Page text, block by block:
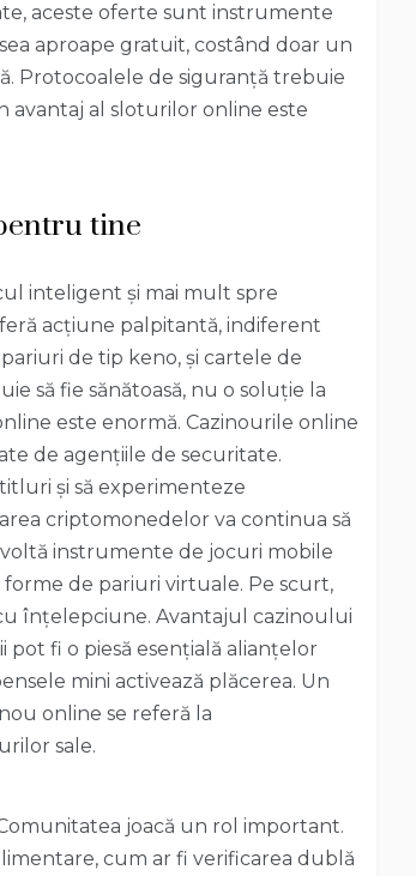
aceste oferte sunt instrumente
aproape gratuit, costând doar un
Protocoalele de siguranță trebuie
avantaj al sloturilor online este
tine
inteligent și mai mult spre
acțiune palpitantă, indiferent
de tip keno, și cartele de
să fie sănătoasă, nu o soluție la
este enormă. Cazinourile online
de agențiile de securitate.
și să experimenteze
criptomonedelor va continua să
instrumente de jocuri mobile
de pariuri virtuale. Pe scurt,
înțelepciune. Avantajul cazinoului
fi o piesă esențială alianțelor
mini activează plăcerea. Un
online se referă la
sale.
joacă un rol important.
cum ar fi verificarea dublă